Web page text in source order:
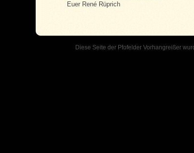
Euer René Rüprich
Diese Seite der Pfofelder Vorhangreißer